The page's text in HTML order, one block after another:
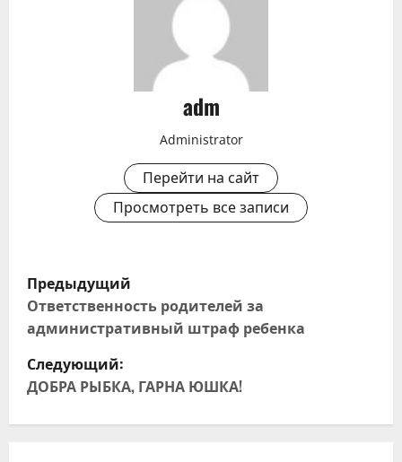
adm
Administrator
Перейти на сайт
Просмотреть все записи
Н
а
в
и
г
Предыдущий
Ответственность родителей за
административный штраф ребенка
Следующий:
ДОБРА РЫБКА, ГАРНА ЮШКА!